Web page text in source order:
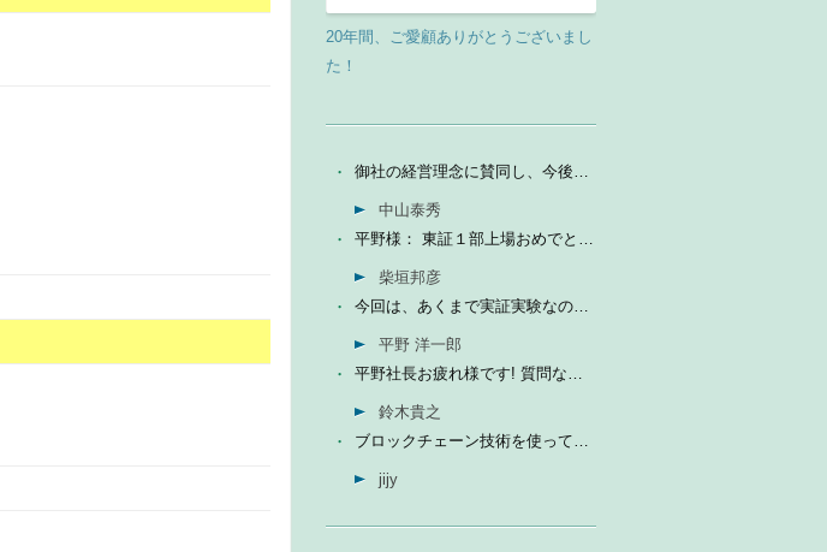
20年間、ご愛顧ありがとうございまし
た！
御社の経営理念に賛同し、今後の成長を期待して今日微量なが...
中山泰秀
平野様： 東証１部上場おめでとうございます。ひとえに平...
柴垣邦彦
今回は、あくまで実証実験なので、当社の売上に関しては未定...
平野 洋一郎
平野社長お疲れ様です! 質問なんですが、インフォテリアはソ...
鈴木貴之
ブロックチェーン技術を使って、現状それなりに触れる機会が...
jijy